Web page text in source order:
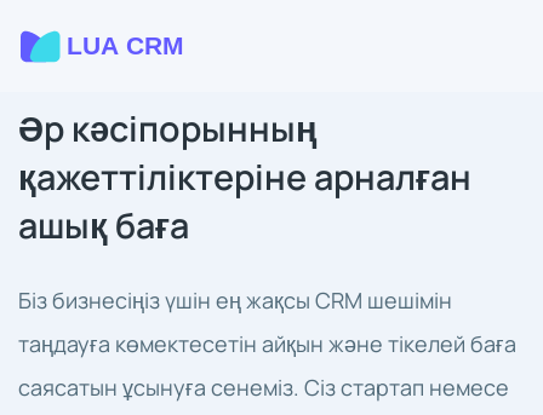
Әр кәсіпорынның
қажеттіліктеріне арналған
ашық баға
Біз бизнесіңіз үшін ең жақсы CRM шешімін
таңдауға көмектесетін айқын және тікелей баға
саясатын ұсынуға сенеміз. Сіз стартап немесе